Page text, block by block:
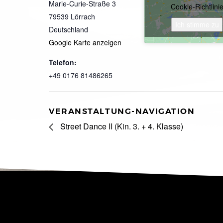
Marie-Curie-Straße 3
79539 Lörrach
Deutschland
Google Karte anzeigen
Telefon:
+49 0176 81486265
Cookie-Richtlinie
VERANSTALTUNG-NAVIGATION
Street Dance II (Kin. 3. + 4. Klasse)